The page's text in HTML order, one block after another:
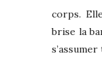
corps.
brise la